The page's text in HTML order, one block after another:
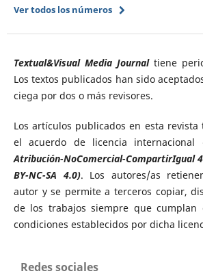
Ver todos los números
Textual&Visual Media Journaltiene
Los textos publicados han sido
ciega por dos o más revisores.
Los artículos publicados en esta
el acuerdo de licencia internacional
Atribución-NoComercial-CompartirIgual
BY-NC-SA 4.0). Los autores/as
autor y se permite a terceros copiar,
de los trabajos siempre que cumplan
condiciones establecidos por dicha
Redes sociales